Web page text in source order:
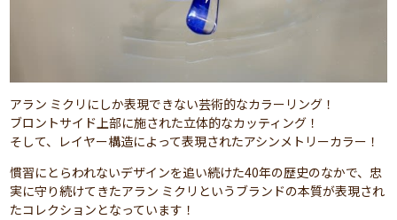
アラン ミクリにしか表現できない芸術的なカラーリング！
ブロントサイド上部に施された立体的なカッティング！
そして、レイヤー構造によって表現されたアシンメトリーカラー！
慣習にとらわれないデザインを追い続けた40年の歴史のなかで、忠
実に守り続けてきたアラン ミクリというブランドの本質が表現され
たコレクションとなっています！